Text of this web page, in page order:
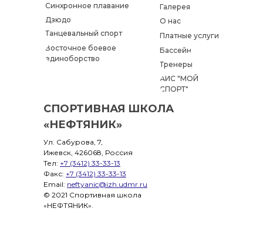
Дзюдо
Танцевальный спорт
Восточное боевое
единоборство
Галерея
Тренеры
О нас
СПОРТИВНАЯ ШКОЛА
«НЕФТЯНИК»
Синхронное плавание
Ул. Сабурова, 7,
Ижевск, 426068, Россия
Тел: +7 (3412) 33-33-13
Факс: +7 (3412) 33-33-13
Email: neftyanic@izh.udmr.ru
© 2021 Спортивная школа
«НЕФТЯНИК».
Платные услуги
Бассейн
АИС "МОЙ
СПОРТ"